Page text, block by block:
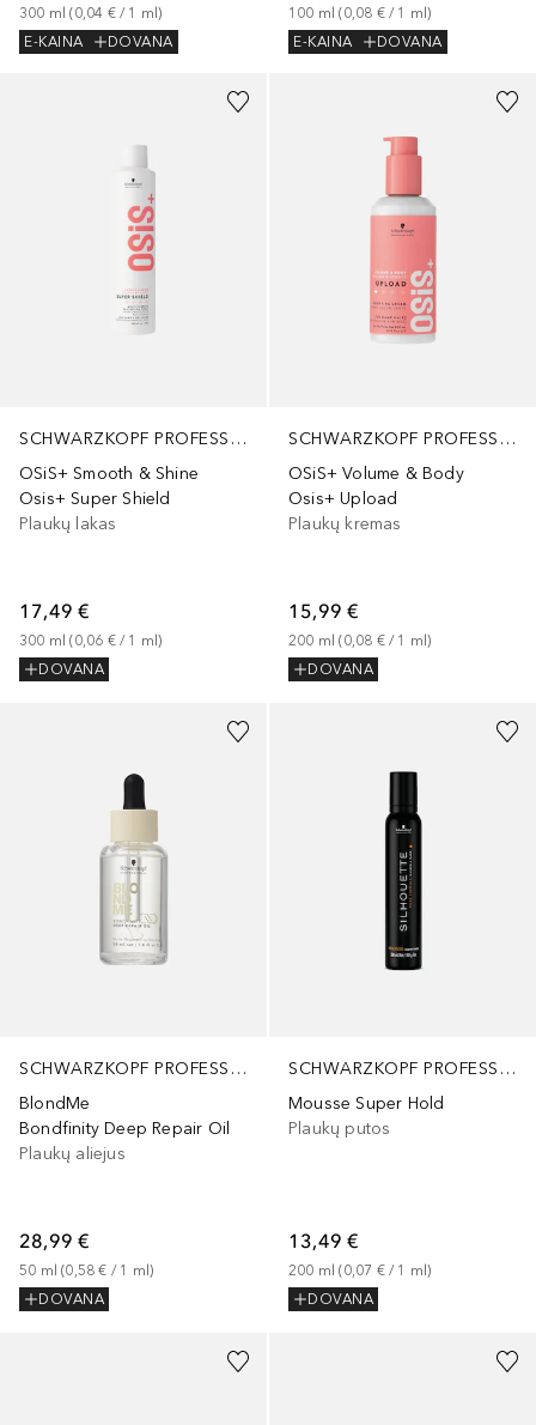
300 ml (0,04 € / 1 ml)
E-KAINA
DOVANA
100 ml (0,08 € / 1 ml)
E-KAINA
DOVANA
SCHWARZKOPF PROFESSIONAL
OSiS+ Smooth & Shine
Osis+ Super Shield
Plaukų lakas
17,49 €
300 ml (0,06 € / 1 ml)
DOVANA
SCHWARZKOPF PROFESSIONAL
OSiS+ Volume & Body
Osis+ Upload
Plaukų kremas
15,99 €
200 ml (0,08 € / 1 ml)
DOVANA
SCHWARZKOPF PROFESSIONAL
BlondMe
Bondfinity Deep Repair Oil
Plaukų aliejus
28,99 €
50 ml (0,58 € / 1 ml)
DOVANA
SCHWARZKOPF PROFESSIONAL
Mousse Super Hold
Plaukų putos
13,49 €
200 ml (0,07 € / 1 ml)
DOVANA